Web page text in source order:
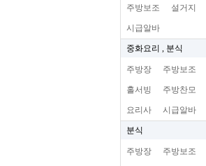
주방보조 설거지
시급알바
중화요리 , 분식
주방장 주방보조
홀서빙 주방찬모
요리사 시급알바
분식
주방장 주방보조